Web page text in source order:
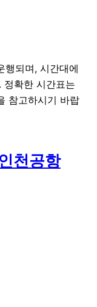
행되며, 시간대에
정확한 시간표는
참고하시기 바랍
천공항